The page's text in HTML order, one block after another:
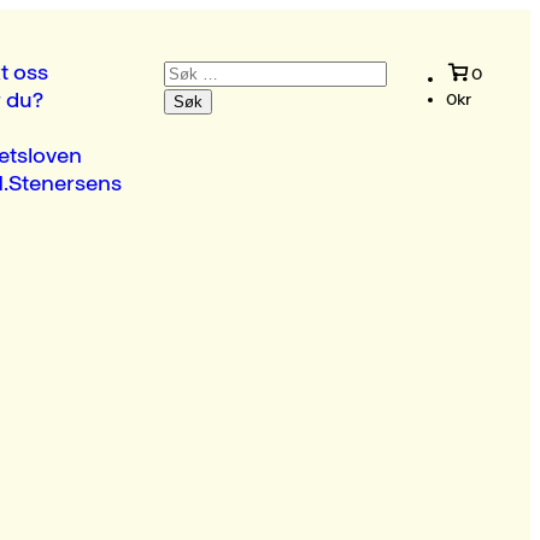
oss
du?
Søk
etter:
0
0kr